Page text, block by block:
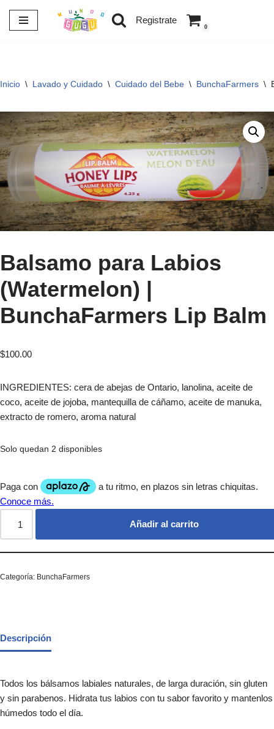
Saltar
Registrate
0
Inicio \ Lavado y Cuidado \ Cuidado del Bebe \ BunchaFarmers \
Balsamo para Labios
(Watermelon) |
BunchaFarmers Lip Balm
$100.00
INGREDIENTES: cera de abejas de Ontario, lanolina, aceite de
coco, aceite de jojoba, mantequilla de cáñamo, aceite de manuka,
extracto de romero, aroma natural
Solo quedan 2 disponibles
Añadir al carrito
Categoría: BunchaFarmers
Descripción
Todos los bálsamos labiales naturales, de larga duración, sin gluten
y sin parabenos. Hidrata tus labios con tu sabor favorito y mantenlos
húmedos todo el día.